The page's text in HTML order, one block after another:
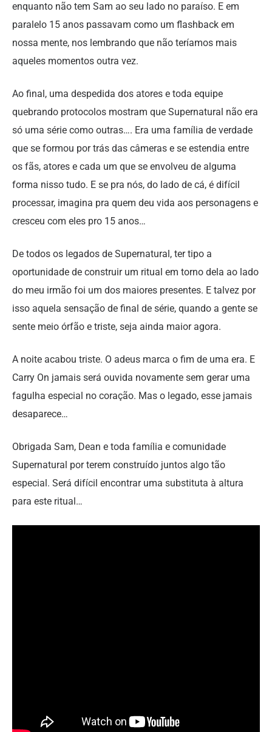
enquanto não tem Sam ao seu lado no paraíso. E em
paralelo 15 anos passavam como um flashback em
nossa mente, nos lembrando que não teríamos mais
aqueles momentos outra vez.
Ao final, uma despedida dos atores e toda equipe
quebrando protocolos mostram que Supernatural não era
só uma série como outras…. Era uma família de verdade
que se formou por trás das câmeras e se estendia entre
os fãs, atores e cada um que se envolveu de alguma
forma nisso tudo. E se pra nós, do lado de cá, é difícil
processar, imagina pra quem deu vida aos personagens e
cresceu com eles pro 15 anos…
De todos os legados de Supernatural, ter tipo a
oportunidade de construir um ritual em torno dela ao lado
do meu irmão foi um dos maiores presentes. E talvez por
isso aquela sensação de final de série, quando a gente se
sente meio órfão e triste, seja ainda maior agora.
A noite acabou triste. O adeus marca o fim de uma era. E
Carry On jamais será ouvida novamente sem gerar uma
fagulha especial no coração. Mas o legado, esse jamais
desaparece…
Obrigada Sam, Dean e toda família e comunidade
Supernatural por terem construído juntos algo tão
especial. Será difícil encontrar uma substituta à altura
para este ritual…